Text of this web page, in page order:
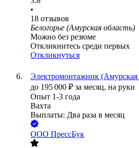
•
18 отзывов
Белогорье (Амурская область)
Можно без резюме
Откликнитесь среди первых
Откликнуться
Электромонтажник (Амурская
до 195 000 ₽ за месяц, на руки
Опыт 1-3 года
Вахта
Выплаты: Два раза в месяц
ООО ПрессБук